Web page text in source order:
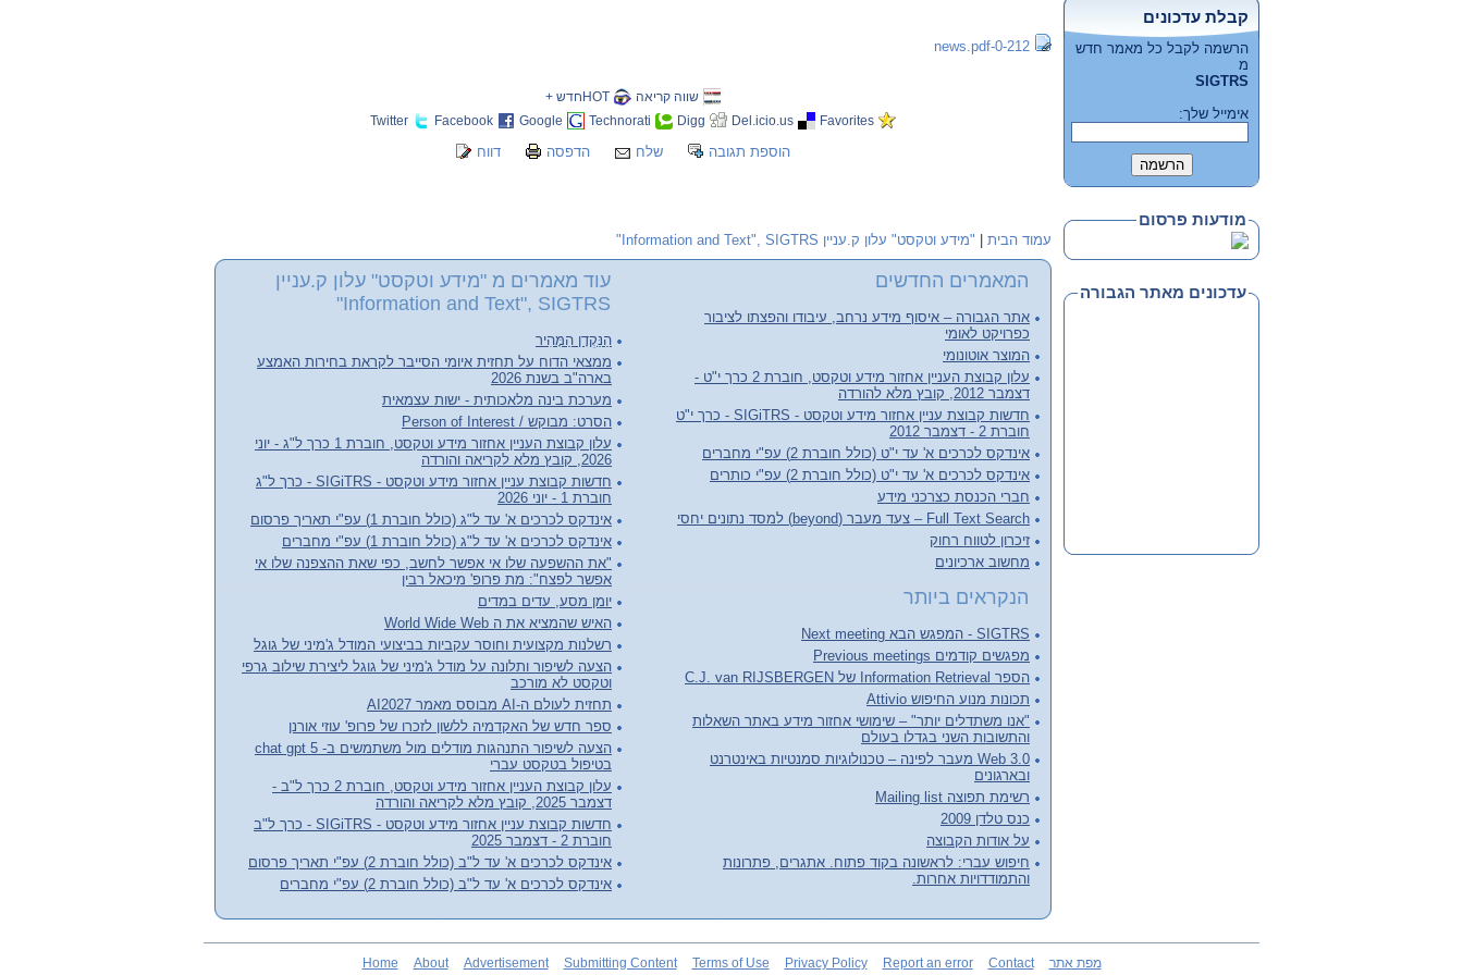
0-212-news.pdf
שווה קריאה
HOTחדש +
Favorites
Del.icio.us
Digg
Technorati
Google
Facebook
Twitter
הוספת תגובה שלח הדפסה דווח
עמוד הבית "מידע וטקסט" עלון ק.עניין Information and Text", SIGTRS"
המאמרים החדשים
אתר הגבורה – איסוף מידע נרחב, עיבודו והפצתו לציבור
כפרויקט לאומי
המוצר אוטונומי
עלון קבוצת העניין אחזור מידע וטקסט, חוברת 2 כרך י"ט -
דצמבר 2012, קובץ מלא להורדה
חדשות קבוצת עניין אחזור מידע וטקסט - SIGiTRS - כרך י"ט
חוברת 2 - דצמבר 2012
אינדקס לכרכים א' עד י"ט (כולל חוברת 2) עפ"י מחברים
אינדקס לכרכים א' עד י"ט (כולל חוברת 2) עפ"י כותרים
חברי הכנסת כצרכני מידע
Full Text Search – צעד מעבר (beyond) למסד נתונים יחסי
זיכרון לטווח רחוק
מחשוב ארכיונים
הנקראים ביותר
SIGTRS - המפגש הבא Next meeting
מפגשים קודמים Previous meetings
הספר Information Retrieval של C.J. van RIJSBERGEN
תכונות מנוע החיפוש Attivio
"אנו משתדלים יותר" – שימושי אחזור מידע באתר השאלות
והתשובות השני בגדלו בעולם
Web 3.0 מעבר לפינה – טכנולוגיות סמנטיות באינטרנט
ובארגונים
רשימת תפוצה Mailing list
כנס טלדן 2009
על אודות הקבוצה
חיפוש עברי: לראשונה בקוד פתוח. אתגרים, פתרונות
והתמודדויות אחרות.
עוד מאמרים מ "מידע וטקסט" עלון ק.עניין
Information and Text", SIGTRS"
הַנַּקְדָן הַמָּהִיר
ממצאי הדוח על תחזית איומי הסייבר לקראת בחירות האמצע
בארה"ב בשנת 2026
מערכת בינה מלאכותית - ישות עצמאית
הסרט: מבוקש / Person of Interest
עלון קבוצת העניין אחזור מידע וטקסט, חוברת 1 כרך ל"ג - יוני
2026, קובץ מלא לקריאה והורדה
חדשות קבוצת עניין אחזור מידע וטקסט - SIGiTRS - כרך ל"ג
חוברת 1 - יוני 2026
אינדקס לכרכים א' עד ל"ג (כולל חוברת 1) עפ"י תאריך פרסום
אינדקס לכרכים א' עד ל"ג (כולל חוברת 1) עפ"י מחברים
"את ההשפעה שלו אי אפשר לחשב, כפי שאת ההצפנה שלו אי
אפשר לפצח": מת פרופ' מיכאל רבין
יומן מסע, עדים במדים
האיש שהמציא את ה World Wide Web
רשלנות מקצועית וחוסר עקביות בביצועי המודל ג'מיני של גוגל
הצעה לשיפור ותלונה על מודל ג'מיני של גוגל ליצירת שילוב גרפי
וטקסט לא מורכב
תחזית לעולם ה-AI מבוסס מאמר AI2027
ספר חדש של האקדמיה ללשון לזכרו של פרופ' עוזי אורנן
הצעה לשיפור התנהגות מודלים מול משתמשים ב- chat gpt 5
בטיפול בטקסט עברי
עלון קבוצת העניין אחזור מידע וטקסט, חוברת 2 כרך ל"ב -
דצמבר 2025, קובץ מלא לקריאה והורדה
חדשות קבוצת עניין אחזור מידע וטקסט - SIGiTRS - כרך ל"ב
חוברת 2 - דצמבר 2025
אינדקס לכרכים א' עד ל"ב (כולל חוברת 2) עפ"י תאריך פרסום
אינדקס לכרכים א' עד ל"ב (כולל חוברת 2) עפ"י מחברים
קבלת עדכונים
הרשמה לקבל כל מאמר חדש
מ
SIGTRS
אימייל שלך:
מודעות פרסום
עדכונים מאתר הגבורה
Home About Advertisement Submitting Content Terms of Use Privacy Policy Report an error Contact מפת אתר